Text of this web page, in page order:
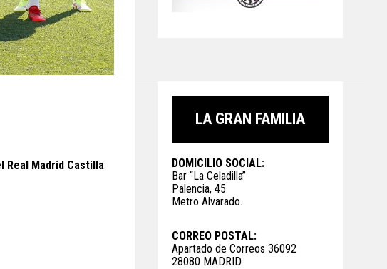
Real Madrid Castilla
LA GRAN FAMILIA
DOMICILIO SOCIAL:
Bar “La Celadilla”
Palencia, 45
Metro Alvarado.
CORREO POSTAL:
Apartado de Correos 36092
28080 MADRID.